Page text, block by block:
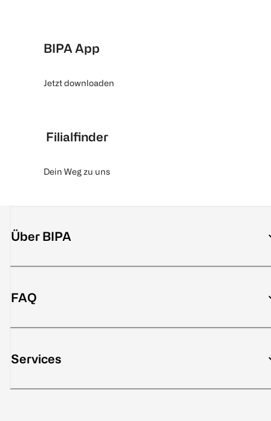
BIPA App
Jetzt downloaden
Filialfinder
Dein Weg zu uns
Über BIPA
FAQ
Services